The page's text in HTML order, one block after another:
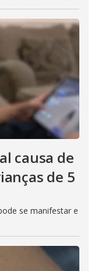
causa de
de 5
se manifestar e